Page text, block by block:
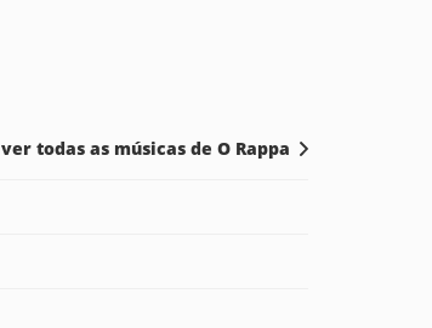
ver todas as músicas de O Rappa